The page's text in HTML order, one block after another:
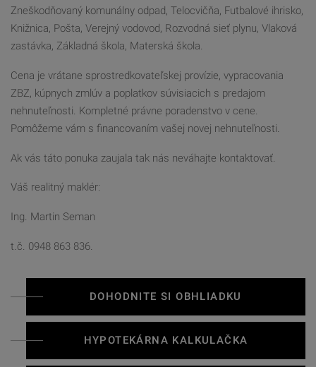
Zneškodňovaný komunálny odpad, Telocvičňa, Futbalové ihrisko,
Knižnica, Pošta, Verejný vodovod, Rozvodná sieť plynu, Vlaková
zastávka, Základná škola, Materská škola.
Cena je vrátane sprostredkovateľskej provízie, vypracovania
ZBZ, kúpnych zmlúv a poplatkov súvisiacich s predajom
nehnuteľnosti. Kompletné právne poradenstvo v cene.
Pomôžeme vám s financovaním vašej novej nehnuteľnosti.
Ak vás táto ponuka zaujala tak nás neváhajte kontaktovať.
Váš realitný maklér:
Ing. Martin Seman
t.č. 0948 863 836.
DOHODNITE SI OBHLIADKU
HYPOTEKÁRNA KALKULAČKA